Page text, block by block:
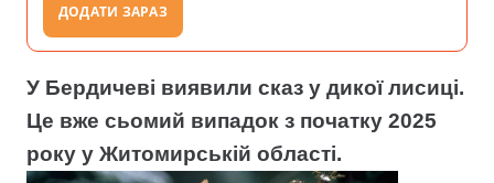
ДОДАТИ ЗАРАЗ
У Бердичеві виявили сказ у дикої лисиці.
Це вже сьомий випадок з початку 2025
року у Житомирській області.